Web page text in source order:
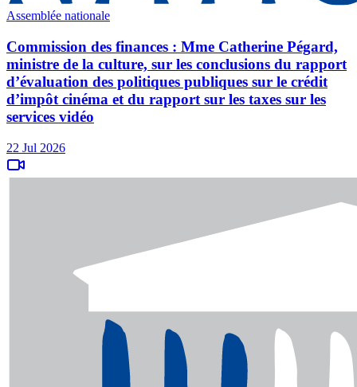
Assemblée nationale
Commission des finances : Mme Catherine Pégard,
ministre de la culture, sur les conclusions du rapport
d’évaluation des politiques publiques sur le crédit
d’impôt cinéma et du rapport sur les taxes sur les
services vidéo
22 Jul 2026